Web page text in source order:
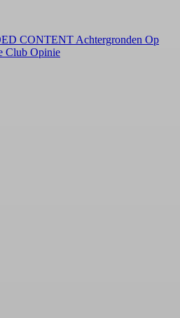
CONTENT Achtergronden Op
Club Opinie